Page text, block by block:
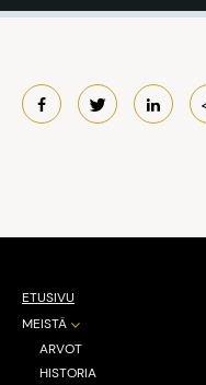
ETUSIVU
MEISTÄ
ARVOT
HISTORIA